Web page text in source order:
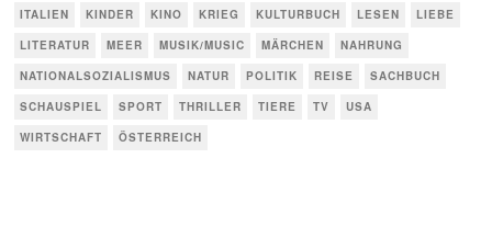
ITALIEN
KINDER KINO KRIEG KULTURBUCH LESEN
LIEBE
LITERATUR
MEER MUSIK/MUSIC MÄRCHEN
NAHRUNG
NATIONALSOZIALISMUS
NATUR POLITIK REISE
SACHBUCH
SCHAUSPIEL
SPORT THRILLER TIERE TV
USA
WIRTSCHAFT
ÖSTERREICH